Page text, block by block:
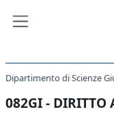
082GI - DIRITTO